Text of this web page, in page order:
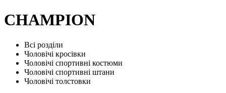
CHAMPION
Всі розділи
Чоловічі кросівки
Чоловічі спортивні костюми
Чоловічі спортивні штани
Чоловічі толстовки